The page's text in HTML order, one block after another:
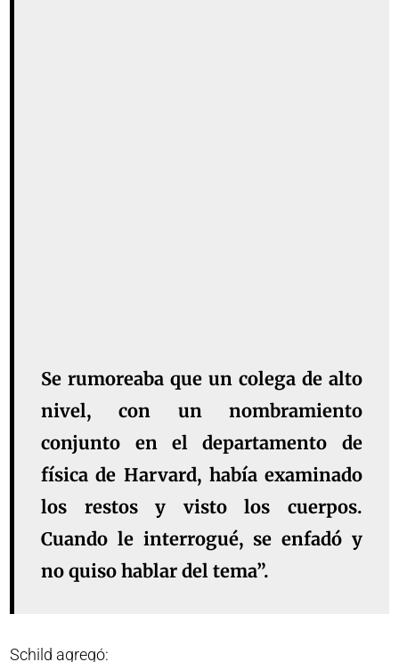
Se rumoreaba que un colega de alto
nivel, con un nombramiento
conjunto en el departamento de
física de Harvard, había examinado
los restos y visto los cuerpos.
Cuando le interrogué, se enfadó y
no quiso hablar del tema”.
Schild agregó: